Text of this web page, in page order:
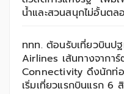
น้ำและสวนสนุกไม่อั้นตล
ททท. ต้อนรับเที่ยวบินป
Airlines เส้นทางจากา
Connectivity ดึงนักท่
เริ่มเที่ยวแรกบินแรก 6